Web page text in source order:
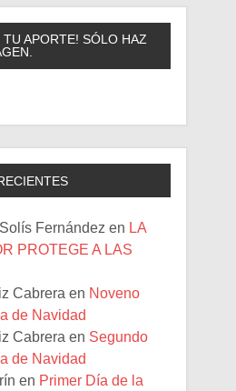
APORTE! SÓLO HAZ
Fernández en LA
PROTEGE A LAS
Cabrera en Noveno
de Navidad
Cabrera en Segundo
de Navidad
en Primer Día de la